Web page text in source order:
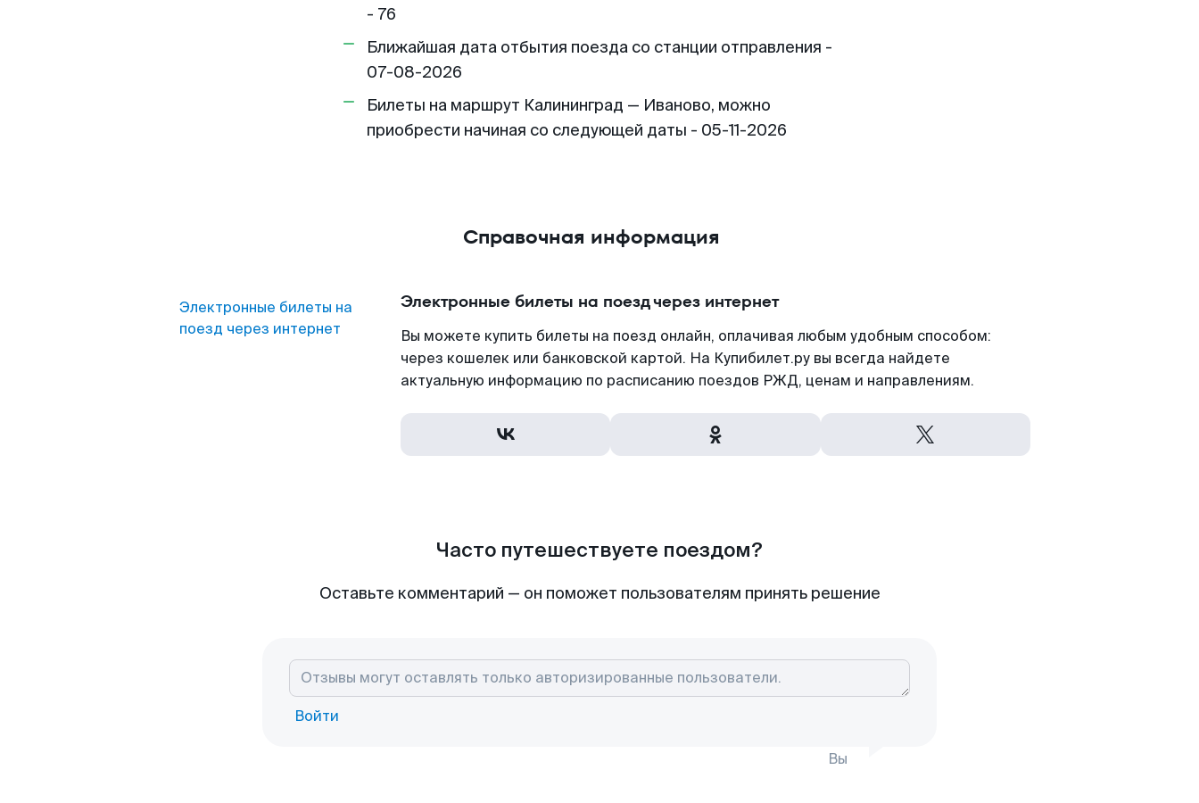
- 76
Ближайшая дата отбытия поезда со станции отправления -
07-08-2026
Билеты на маршрут Калининград — Иваново, можно
приобрести начиная со следующей даты - 05-11-2026
Справочная информация
Электронные билеты на
поезд через интернет
Электронные билеты на поезд через интернет
Вы можете купить билеты на поезд онлайн, оплачивая любым удобным способом:
через кошелек или банковской картой. На Купибилет.ру вы всегда найдете
актуальную информацию по расписанию поездов РЖД, ценам и направлениям.
Часто путешествуете поездом?
Оставьте комментарий — он поможет пользователям принять решение
Войти
Вы